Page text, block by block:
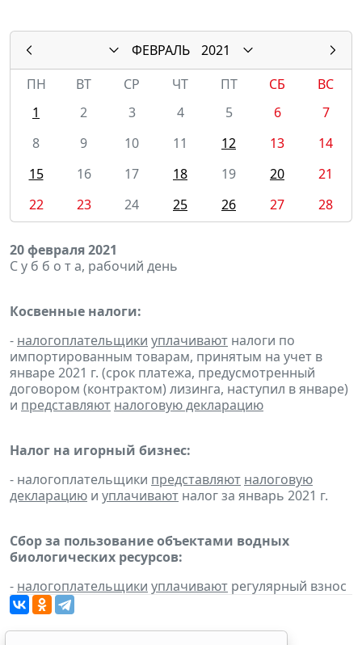
ФЕВРАЛЬ
2021
ПН
ВТ СР ЧТ ПТ СБ
ВС
1
2 3 4 5 6
7
8
9 10 11 12 13
14
15
16 17 18 19 20
21
22
23 24 25 26 27 28
20 февраля 2021
С у б б о т а, рабочий день
Косвенные налоги:
- налогоплательщики уплачивают налоги по
импортированным товарам, принятым на учет в
январе 2021 г. (срок платежа, предусмотренный
договором (контрактом) лизинга, наступил в январе)
и представляют налоговую декларацию
Налог на игорный бизнес:
- налогоплательщики представляют налоговую
декларацию и уплачивают налог за январь 2021 г.
Сбор за пользование объектами водных
биологических ресурсов:
- налогоплательщики уплачивают регулярный взнос